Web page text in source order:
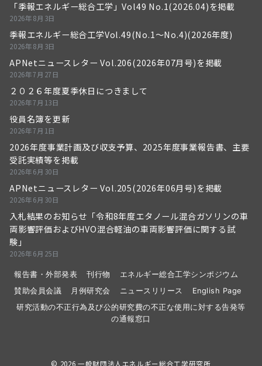
「季報エネルギー総合工学」Vol49 No.1(2026.04)を掲載
2026年8月3日
季報エネルギー総合工学Vol.49(No.1～No.4)(2026年度)
2026年8月3日
APNetニュースレター Vol.206(2026年07月号)を掲載
2026年7月27日
２０２６年度夏季休日につきまして
2026年7月13日
役員名簿を更新
2026年7月1日
2026年度事業計画及び収支予算、2025年度事業報告書、主要
受託実績等を掲載
2026年6月30日
APNetニュースレター Vol.205(2026年06月号)を掲載
2026年6月30日
入札結果のお知らせ「令和8年度エタノール混合ガソリンの車
両影響評価およびHVO混合軽油の車両影響評価に関する試
験」
2026年6月25日
報告書・外部発表 刊行物
エネルギー総合工学シンポジウム
賛助会員会議
月例研究会 ニュースリリース
English Page
研究活動の不正行為及び公的研究費の不正な使用に対する告発等
の通報窓口
© 2026 一般財団法人エネルギー総合工学研究所